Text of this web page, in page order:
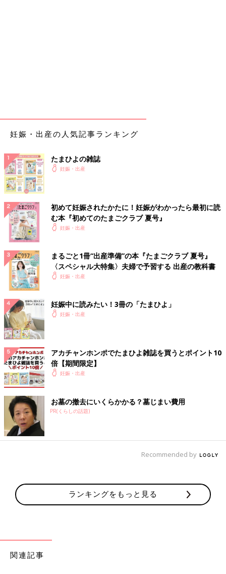
妊娠・出産の人気記事ランキング
たまひよの雑誌
妊娠・出産
初めて妊娠されたかたに！妊娠がわかったら最初に読
む本『初めてのたまごクラブ 夏号』
妊娠・出産
まるごと1冊“出産準備”の本『たまごクラブ 夏号』
〈スペシャル大特集〉夫婦で予習する 出産の教科書
妊娠・出産
妊娠中に読みたい！3冊の「たまひよ」
妊娠・出産
アカチャンホンポでたまひよ雑誌を買うとポイント10
倍【期間限定】
妊娠・出産
お墓の撤去にいくらかかる？墓じまい費用
PR(くらしの話題)
Recommended by
ランキングをもっと見る
関連記事